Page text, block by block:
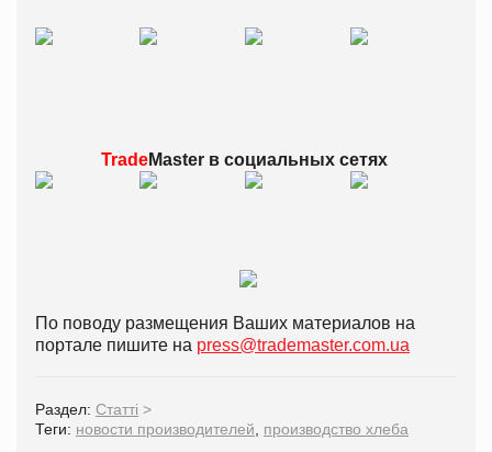
TradeMaster всоциальных сетях
По поводу размещения Ваших материалов на
портале пишите на press@trademaster.com.ua
Раздел: Статті >
Теги: новости производителей производство хлеба